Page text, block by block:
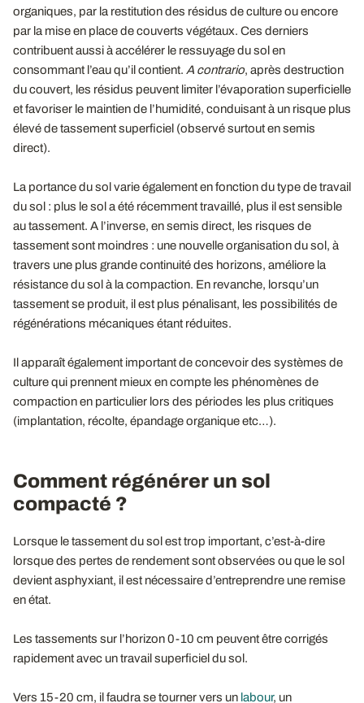
organiques, par la restitution des résidus de culture ou encore
par la mise en place de couverts végétaux. Ces derniers
contribuent aussi à accélérer le ressuyage du sol en
consommant l’eau qu’il contient. A contrario, après destruction
du couvert, les résidus peuvent limiter l’évaporation superficielle
et favoriser le maintien de l’humidité, conduisant à un risque plus
élevé de tassement superficiel (observé surtout en semis
direct).
La portance du sol varie également en fonction du type de travail
du sol : plus le sol a été récemment travaillé, plus il est sensible
au tassement. A l’inverse, en semis direct, les risques de
tassement sont moindres : une nouvelle organisation du sol, à
travers une plus grande continuité des horizons, améliore la
résistance du sol à la compaction. En revanche, lorsqu’un
tassement se produit, il est plus pénalisant, les possibilités de
régénérations mécaniques étant réduites.
Il apparaît également important de concevoir des systèmes de
culture qui prennent mieux en compte les phénomènes de
compaction en particulier lors des périodes les plus critiques
(implantation, récolte, épandage organique etc…).
Comment régénérer un sol
compacté ?
Lorsque le tassement du sol est trop important, c’est-à-dire
lorsque des pertes de rendement sont observées ou que le sol
devient asphyxiant, il est nécessaire d’entreprendre une remise
en état.
Les tassements sur l’horizon 0-10 cm peuvent être corrigés
rapidement avec un travail superficiel du sol.
Vers 15-20 cm, il faudra se tourner vers un labour, un